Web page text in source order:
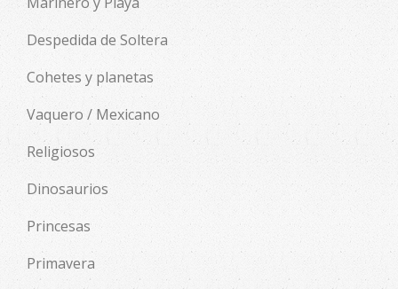
Despedida de Soltera
Cohetes y planetas
Vaquero / Mexicano
Religiosos
Dinosaurios
Princesas
Primavera